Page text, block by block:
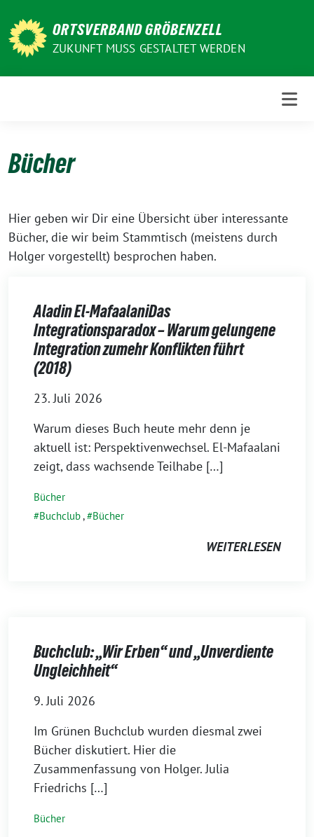
zum
Inhalt
ORTSVERBAND GRÖBENZELL
ZUKUNFT MUSS GESTALTET WERDEN
Bücher
Hier geben wir Dir eine Übersicht über interessante
Bücher, die wir beim Stammtisch (meistens durch
Holger vorgestellt) besprochen haben.
Aladin El-MafaalaniDas
Integrationsparadox – Warum gelungene
Integration zumehr Konflikten führt
(2018)
23. Juli 2026
Warum dieses Buch heute mehr denn je
aktuell ist: Perspektivenwechsel. El-Mafaalani
zeigt, dass wachsende Teilhabe […]
Bücher
Buchclub, Bücher
WEITERLESEN
Buchclub: „Wir Erben“ und „Unverdiente
Ungleichheit“
9. Juli 2026
Im Grünen Buchclub wurden diesmal zwei
Bücher diskutiert. Hier die
Zusammenfassung von Holger. Julia
Friedrichs […]
Bücher